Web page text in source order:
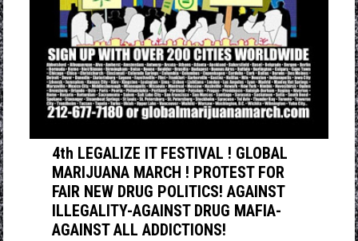
4th LEGALIZE IT FESTIVAL ! GLOBAL
MARIJUANA MARCH ! PROTEST FOR
FAIR NEW DRUG POLITICS! AGAINST
ILLEGALITY-AGAINST DRUG MAFIA-
AGAINST ALL ADDICTIONS!